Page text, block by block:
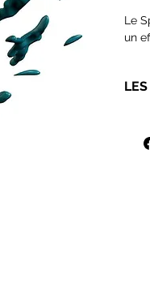
Le
un
les